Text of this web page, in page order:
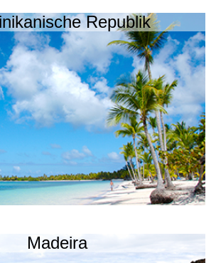
Republik
Madeira